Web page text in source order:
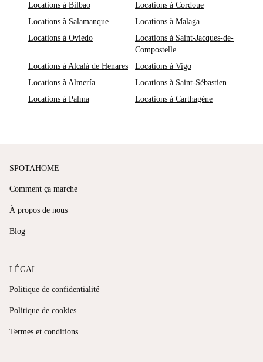
Locations à Bilbao
Locations à Cordoue
Locations à Salamanque
Locations à Malaga
Locations à Oviedo
Locations à Saint-Jacques-de-
Compostelle
Locations à Alcalá de Henares
Locations à Vigo
Locations à Almería
Locations à Saint-Sébastien
Locations à Palma
Locations à Carthagène
SPOTAHOME
Comment ça marche
À propos de nous
Blog
LÉGAL
Politique de confidentialité
Politique de cookies
Termes et conditions